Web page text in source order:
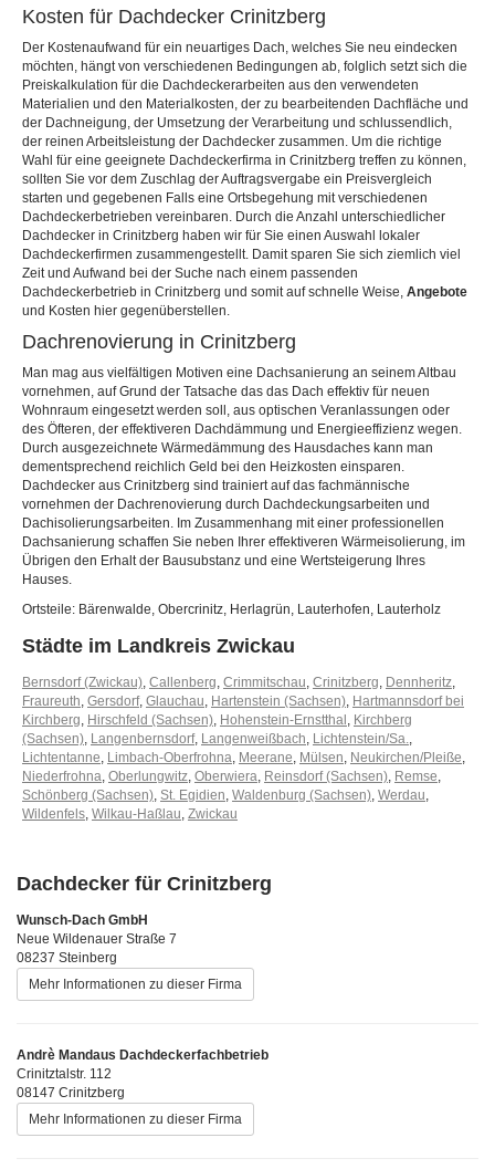
Kosten für Dachdecker Crinitzberg
Der Kostenaufwand für ein neuartiges Dach, welches Sie neu eindecken
möchten, hängt von verschiedenen Bedingungen ab, folglich setzt sich die
Preiskalkulation für die Dachdeckerarbeiten aus den verwendeten
Materialien und den Materialkosten, der zu bearbeitenden Dachfläche und
der Dachneigung, der Umsetzung der Verarbeitung und schlussendlich,
der reinen Arbeitsleistung der Dachdecker zusammen. Um die richtige
Wahl für eine geeignete Dachdeckerfirma in Crinitzberg treffen zu können,
sollten Sie vor dem Zuschlag der Auftragsvergabe ein Preisvergleich
starten und gegebenen Falls eine Ortsbegehung mit verschiedenen
Dachdeckerbetrieben vereinbaren. Durch die Anzahl unterschiedlicher
Dachdecker in Crinitzberg haben wir für Sie einen Auswahl lokaler
Dachdeckerfirmen zusammengestellt. Damit sparen Sie sich ziemlich viel
Zeit und Aufwand bei der Suche nach einem passenden
Dachdeckerbetrieb in Crinitzberg und somit auf schnelle Weise, Angebote
und Kosten hier gegenüberstellen.
Dachrenovierung in Crinitzberg
Man mag aus vielfältigen Motiven eine Dachsanierung an seinem Altbau
vornehmen, auf Grund der Tatsache das das Dach effektiv für neuen
Wohnraum eingesetzt werden soll, aus optischen Veranlassungen oder
des Öfteren, der effektiveren Dachdämmung und Energieeffizienz wegen.
Durch ausgezeichnete Wärmedämmung des Hausdaches kann man
dementsprechend reichlich Geld bei den Heizkosten einsparen.
Dachdecker aus Crinitzberg sind trainiert auf das fachmännische
vornehmen der Dachrenovierung durch Dachdeckungsarbeiten und
Dachisolierungsarbeiten. Im Zusammenhang mit einer professionellen
Dachsanierung schaffen Sie neben Ihrer effektiveren Wärmeisolierung, im
Übrigen den Erhalt der Bausubstanz und eine Wertsteigerung Ihres
Hauses.
Ortsteile: Bärenwalde, Obercrinitz, Herlagrün, Lauterhofen, Lauterholz
Städte im Landkreis Zwickau
Bernsdorf (Zwickau), Callenberg, Crimmitschau, Crinitzberg, Dennheritz,
Fraureuth, Gersdorf, Glauchau, Hartenstein (Sachsen), Hartmannsdorf bei
Kirchberg, Hirschfeld (Sachsen), Hohenstein-Ernstthal , Kirchberg
(Sachsen), Langenbernsdorf, Langenweißbach, Lichtenstein/Sa.,
Lichtentanne, Limbach-Oberfrohna, Meerane, Mülsen, Neukirchen/Pleiße,
Niederfrohna, Oberlungwitz, Oberwiera, Reinsdorf (Sachsen), Remse,
Schönberg (Sachsen), St. Egidien, Waldenburg (Sachsen), Werdau,
Wildenfels, Wilkau-Haßlau, Zwickau
Dachdecker für Crinitzberg
Wunsch-Dach GmbH
Neue Wildenauer Straße 7
08237 Steinberg
Mehr Informationen zu dieser Firma
Andrè Mandaus Dachdeckerfachbetrieb
Crinitztalstr. 112
08147 Crinitzberg
Mehr Informationen zu dieser Firma